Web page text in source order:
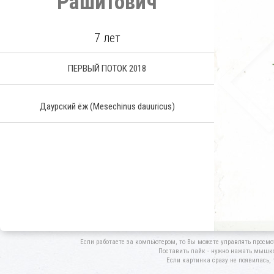
7 лет
ПЕРВЫЙ ПОТОК 2018
Даурский ёж(Mesechinus dauuricus)
Если работаете за компьютером, то Вы можете управлять
Поставить лайк - нужно нажать
Если картинка сразу не появилась,